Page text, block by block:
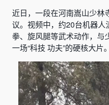
近日，一段在河南嵩山少林
议。视频中，约20台机器
拳、旋风腿等武术动作，与
一场“科技 功夫”的硬核大片。